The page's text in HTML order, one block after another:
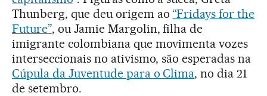
Thunberg, que deu origem ao“Fridays for the
Future”, ou Jamie Margolin, filha de
imigrante colombiana que movimenta vozes
interseccionais no ativismo, são esperadas na
Cúpula da Juventude para o Clima, no dia 21
de setembro.